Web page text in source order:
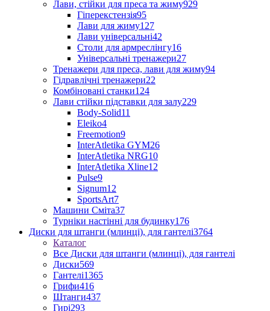
Лави, стійки для преса та жиму929
Гіперекстензія95
Лави для жиму127
Лави універсальні42
Столи для армреслінгу16
Універсальні тренажери27
Тренажери для преса, лави для жиму94
Гідравлічні тренажери22
Комбіновані станки124
Лави стійки підставки для залу229
Body-Solid11
Eleiko4
Freemotion9
InterAtletika GYM26
InterAtletika NRG10
InterAtletika Xline12
Pulse9
Signum12
SportsArt7
Машини Сміта37
Турніки настінні для будинку176
Диски для штанги (млинці), для гантелі3764
Каталог
Все Диски для штанги (млинці), для гантелі
Диски569
Гантелі1365
Грифи416
Штанги437
Гирі293